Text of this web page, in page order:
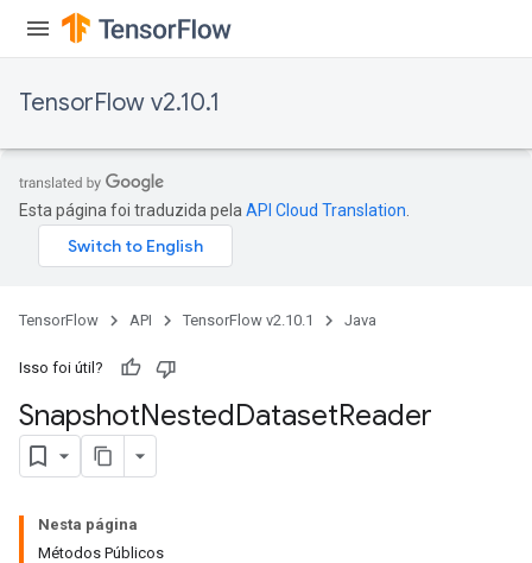
TensorFlow v2.10.1
Esta página foi traduzida pela API Cloud Translation
TensorFlow API TensorFlow v2.10.1 Java
Isso foi útil?
SnapshotNestedDatasetReader
Nesta página
Métodos Públicos